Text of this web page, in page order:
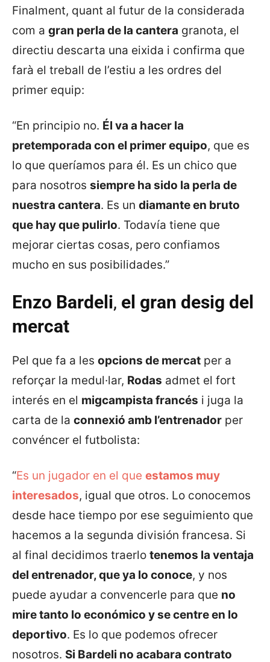
Finalment, quant al futur de la considerada
com a gran perla de la cantera granota, el
directiu descarta una eixida i confirma que
farà el treball de l’estiu a les ordres del
primer equip:
“En principio no. Él va a hacer la
pretemporada con el primer equipo, que es
lo que queríamos para él. Es un chico que
para nosotros siempre ha sido la perla de
nuestra cantera. Es un diamante en bruto
que hay que pulirlo. Todavía tiene que
mejorar ciertas cosas, pero confiamos
mucho en sus posibilidades.”
Enzo Bardeli, el gran desig del
mercat
Pel que fa a les opcions de mercat per a
reforçar la medul·lar, Rodas admet el fort
interés en el migcampista francés i juga la
carta de la connexió amb l’entrenador per
convéncer el futbolista:
“Es un jugador en el que estamos muy
interesados, igual que otros. Lo conocemos
desde hace tiempo por ese seguimiento que
hacemos a la segunda división francesa. Si
al final decidimos traerlo tenemos la ventaja
del entrenador, que ya lo conoce, y nos
puede ayudar a convencerle para que no
mire tanto lo económico y se centre en lo
deportivo. Es lo que podemos ofrecer
nosotros. Si Bardeli no acabara contrato